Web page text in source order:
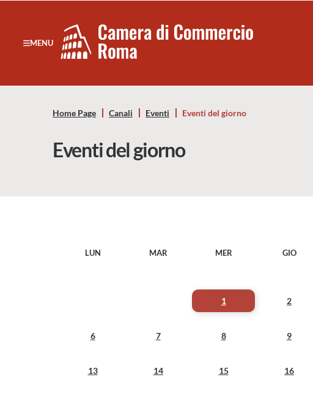
Notizie in primo piano
Banner servizi
MENU
Camera
Commercio
di
Roma
Roma
Home Page Canali Eventi Eventi del giorno
Eventi del giorno
LUN MAR MER GIO
1 2
6 7 8 9
13 14 15 16